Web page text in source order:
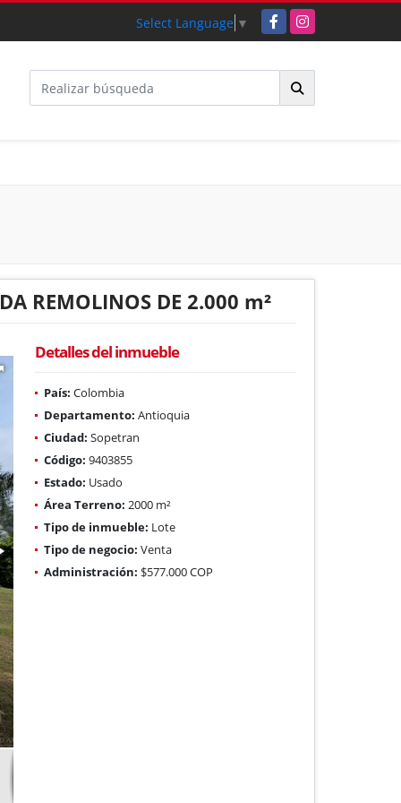
Select Language ▼ FacebookInstagram
REMOLINOS DE 2.000 m²
Detalles del inmueble
País: Colombia
Departamento: Antioquia
Ciudad: Sopetran
Código: 9403855
Estado: Usado
Área Terreno: 2000 m²
Tipo de inmueble: Lote
Tipo de negocio: Venta
Administración: $577.000 COP